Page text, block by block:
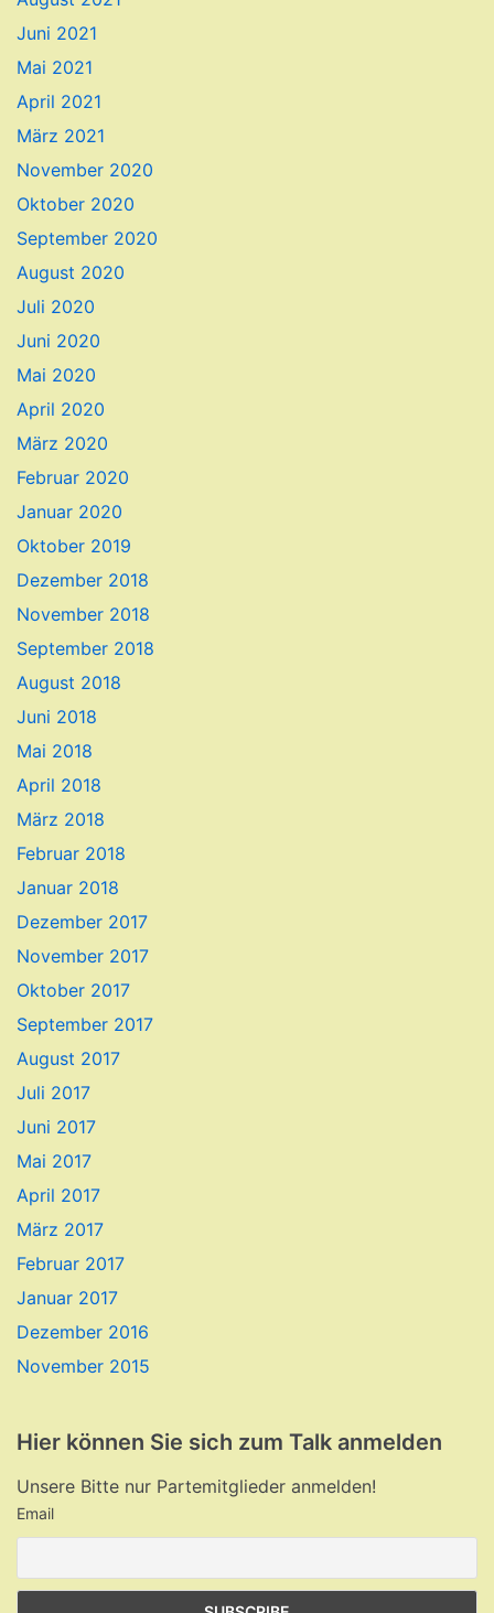
Juni 2021
Mai 2021
April 2021
März 2021
November 2020
Oktober 2020
September 2020
August 2020
Juli 2020
Juni 2020
Mai 2020
April 2020
März 2020
Februar 2020
Januar 2020
Oktober 2019
Dezember 2018
November 2018
September 2018
August 2018
Juni 2018
Mai 2018
April 2018
März 2018
Februar 2018
Januar 2018
Dezember 2017
November 2017
Oktober 2017
September 2017
August 2017
Juli 2017
Juni 2017
Mai 2017
April 2017
März 2017
Februar 2017
Januar 2017
Dezember 2016
November 2015
Hier können Sie sich zum Talk anmelden
Unsere Bitte nur Partemitglieder anmelden!
Email